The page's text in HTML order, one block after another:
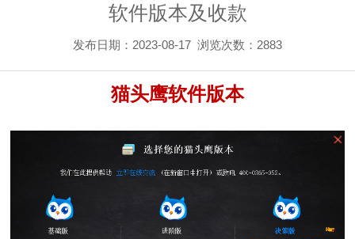
软件版本及收款
发布日期：2023-08-17 浏览次数： 2883
猫头鹰软件版本